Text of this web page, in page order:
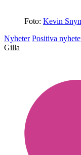
Foto: Kevin
Nyheter Positiva
Gilla